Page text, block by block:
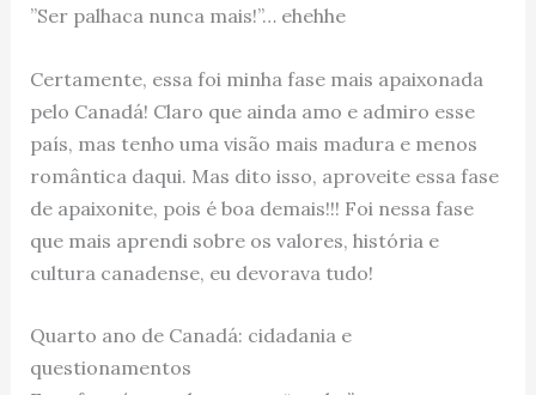
”Ser palhaca nunca mais!”… ehehhe
Certamente, essa foi minha fase mais apaixonada
pelo Canadá! Claro que ainda amo e admiro esse
país, mas tenho uma visão mais madura e menos
romântica daqui. Mas dito isso, aproveite essa fase
de apaixonite, pois é boa demais!!! Foi nessa fase
que mais aprendi sobre os valores, história e
cultura canadense, eu devorava tudo!
Quarto ano de Canadá: cidadania e
questionamentos